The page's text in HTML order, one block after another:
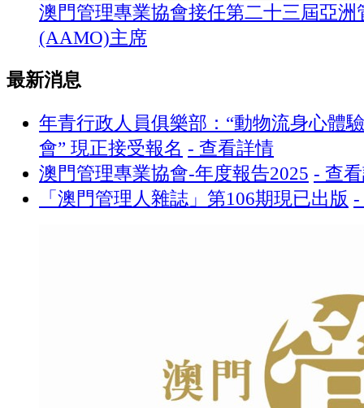
澳門管理專業協會接任第二十三屆亞洲
(AAMO)主席
最新消息
年青行政人員俱樂部：“動物流身心體
會” 現正接受報名 - 查看詳情
澳門管理專業協會-年度報告2025 - 查
「澳門管理人雜誌」第106期現已出版 -